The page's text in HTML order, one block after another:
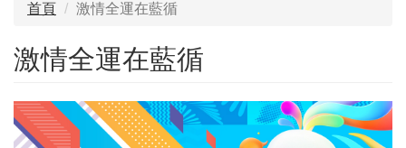
首頁 激情全運在藍循
激情全運在藍循